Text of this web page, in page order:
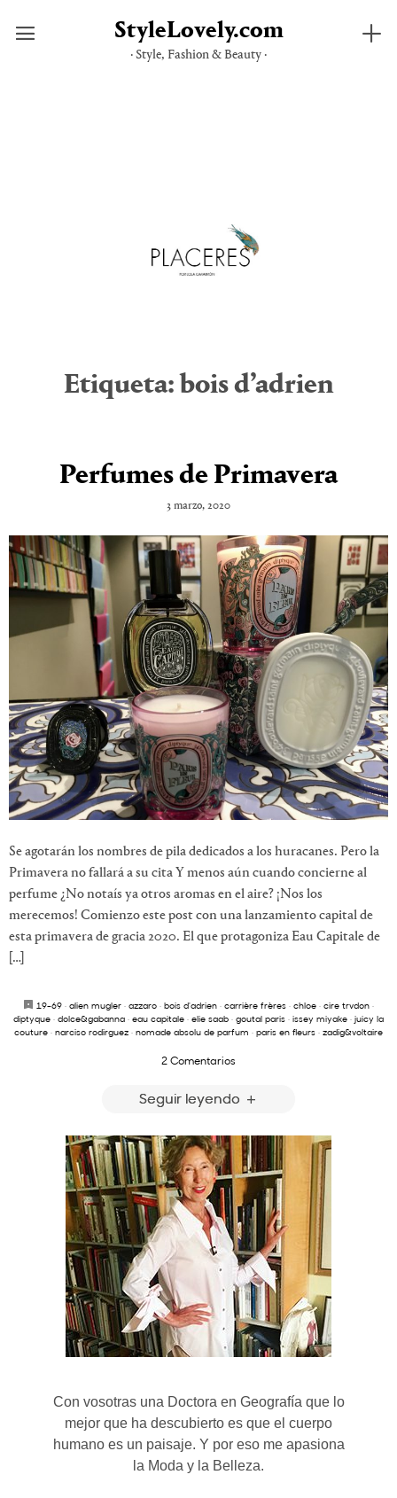
StyleLovely.com
· Style, Fashion & Beauty ·
Etiqueta: bois d’adrien
Perfumes de Primavera
3 marzo, 2020
Se agotarán los nombres de pila dedicados a los huracanes. Pero la
Primavera no fallará a su cita Y menos aún cuando concierne al
perfume ¿No notaís ya otros aromas en el aire? ¡Nos los
merecemos! Comienzo este post con una lanzamiento capital de
esta primavera de gracia 2020. El que protagoniza Eau Capitale de
[…]
19-69 · alien mugler · azzaro · bois d'adrien · carrière frères · chloe · cire trvdon ·
diptyque · dolce&gabanna · eau capitale · elie saab · goutal paris · issey miyake · juicy la
couture · narciso rodirguez · nomade absolu de parfum · paris en fleurs · zadig&voltaire
2 Comentarios
Seguir leyendo
Con vosotras una Doctora en Geografía que lo
mejor que ha descubierto es que el cuerpo
humano es un paisaje. Y por eso me apasiona
la Moda y la Belleza.